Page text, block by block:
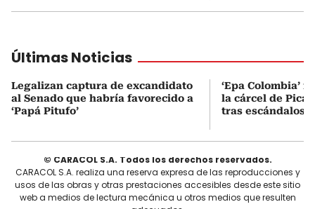
Últimas Noticias
Legalizan captura de excandidato
al Senado que habría favorecido a
‘Papá Pitufo’
‘Epa Colombia’
la cárcel de
tras escándalos
© CARACOL S.A. Todos los derechos reservados.
CARACOL S.A. realiza una reserva expresa de las reproducciones y
usos de las obras y otras prestaciones accesibles desde este sitio
web a medios de lectura mecánica u otros medios que resulten